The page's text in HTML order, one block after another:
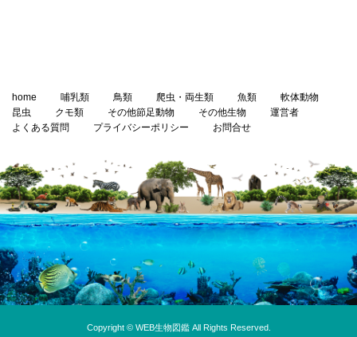
home 哺乳類 鳥類 爬虫・両生類 魚類
軟体動物
昆虫
クモ類 その他節足動物 その他生物
運営者
よくある質問
プライバシーポリシー お問合せ
Copyright © WEB生物図鑑 All Rights Reserved.